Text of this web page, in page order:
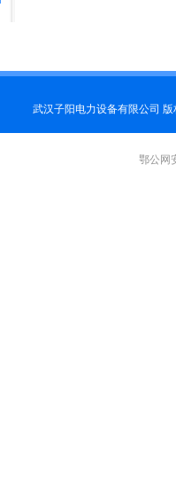
武汉子阳电力设备有限公司
鄂公网